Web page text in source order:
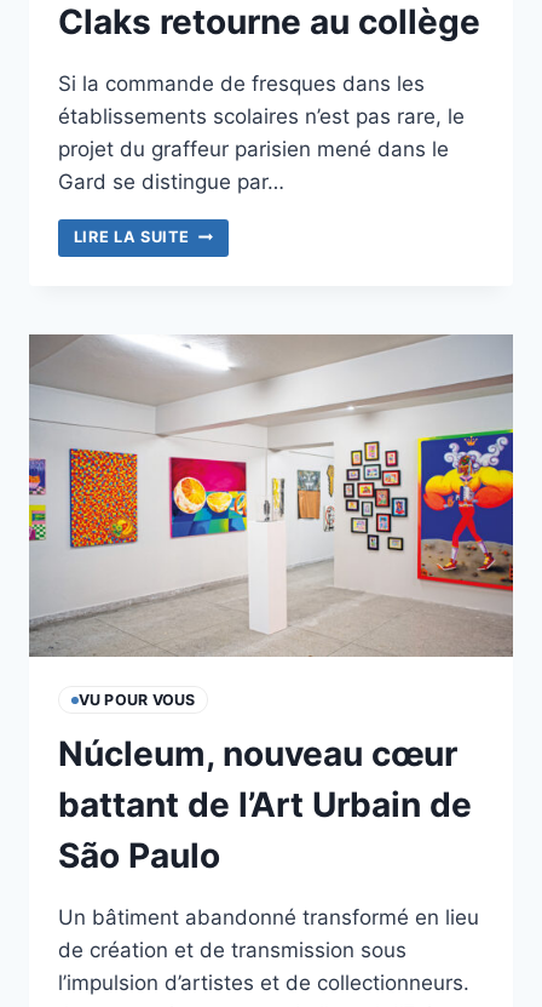
Claks retourne au collège
Si la commande de fresques dans les
établissements scolaires n’est pas rare, le
projet du graffeur parisien mené dans le
Gard se distingue par…
LIRE LA SUITE CLAKS
RETOURNE
VU POUR VOUS
Núcleum, nouveau cœur
battant de l’Art Urbain de
São Paulo
Un bâtiment abandonné transformé en lieu
de création et de transmission sous
l’impulsion d’artistes et de collectionneurs.